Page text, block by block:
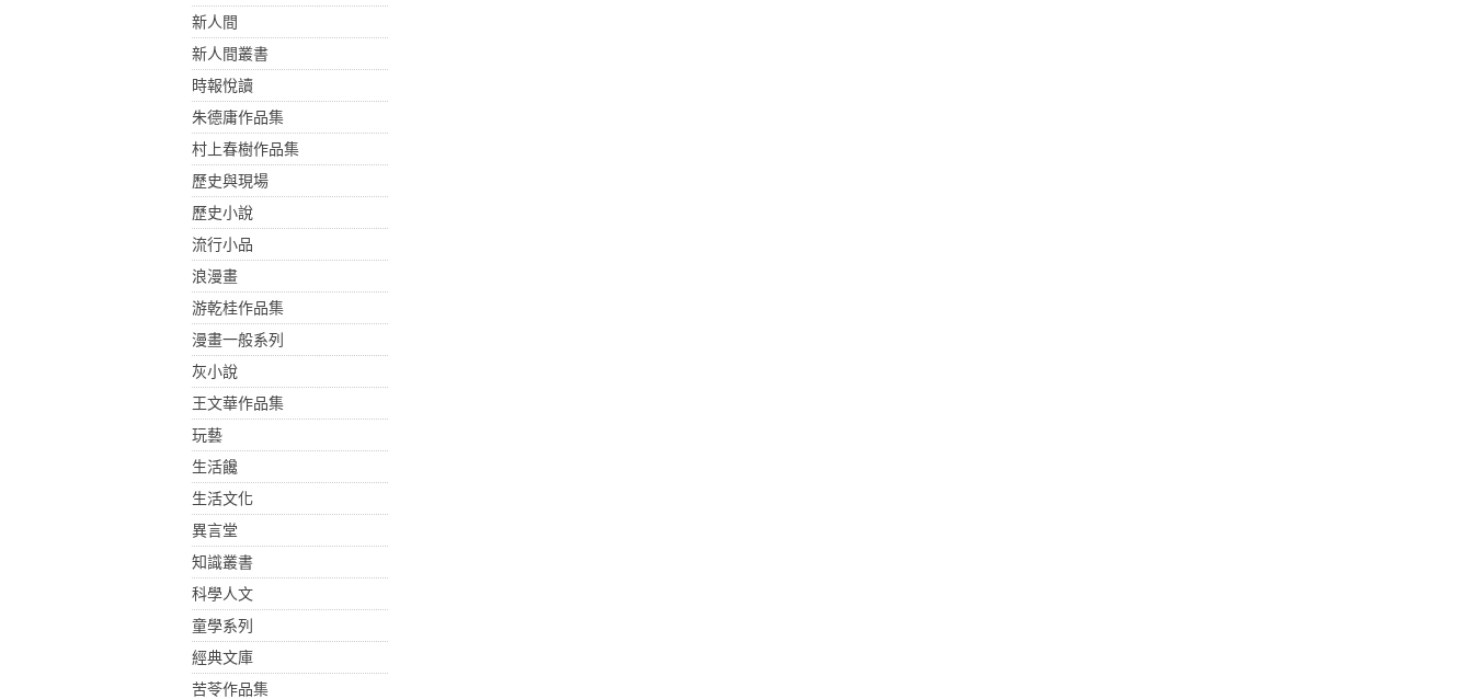
新人間
新人間叢書
時報悅讀
朱德庸作品集
村上春樹作品集
歷史與現場
歷史小說
流行小品
浪漫畫
游乾桂作品集
漫畫一般系列
灰小說
王文華作品集
玩藝
生活饞
生活文化
異言堂
知識叢書
科學人文
童學系列
經典文庫
苦苓作品集